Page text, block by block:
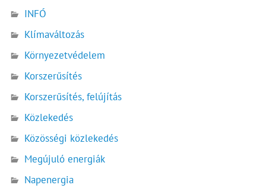
INFÓ
Klímaváltozás
Környezetvédelem
Korszerűsítés
Korszerűsítés, felújítás
Közlekedés
Közösségi közlekedés
Megújuló energiák
Napenergia